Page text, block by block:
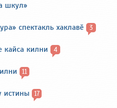
шкул»
спектакль хаклавӗ 3
кайса килни 4
11
истины 17